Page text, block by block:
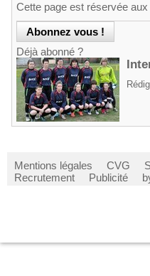
Cette page est réservée aux
Déjà abonné ?
Mentions légales CVG
Recrutement
Publicité